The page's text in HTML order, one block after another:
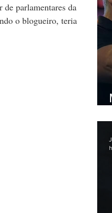
de parlamentares da
o blogueiro, teria